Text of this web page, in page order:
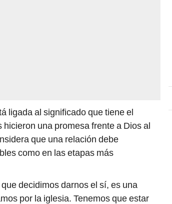
ligada al significado que tiene el
una promesa frente a Dios al
que una relación debe
como en las etapas más
decidimos darnos el sí, es una
por la iglesia. Tenemos que estar